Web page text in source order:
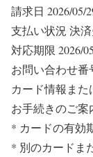
請求日 2026/05/
支払い状況 決
対応期限 2026/
お問い合わせ番
カード情報ま
お手続きのご案
* カードの有効
* 別のカードま